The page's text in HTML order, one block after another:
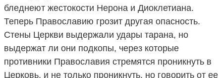
бледнеют жестокости Нерона и Диоклетиана.
Теперь Православию грозит другая опасность.
Стены Церкви выдержали удары тарана, но
выдержат ли они подкопы, через которые
противники Православия стремятся проникнуть в
Церковь, и не только проникнуть, но говорить от ее